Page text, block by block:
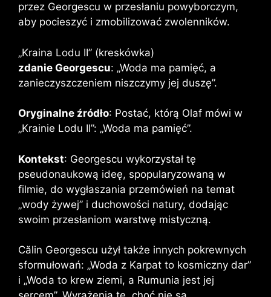
przez Georgescu w przesłaniu powyborczym,
aby pocieszyć i zmobilizować zwolenników.
„Kraina Lodu II” (kreskówka)
zdanie Georgescu: „Woda ma pamięć, a
zanieczyszczeniem niszczymy jej duszę”.
Oryginalne źródło: Postać, którą Olaf mówi w
„Krainie Lodu II”: „Woda ma pamięć”.
Kontekst: Georgescu wykorzystał tę
pseudonaukową ideę, spopularyzowaną w
filmie, do wygłaszania przemówień na temat
„wody żywej” i duchowości natury, dodając
swoim przesłaniom warstwę mistyczną.
Călin Georgescu użył także innych pokrewnych
sformułowań: „Woda z Karpat to kosmiczny dar”
i „Woda to krew ziemi, a Rumunia jest jej